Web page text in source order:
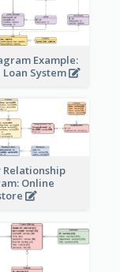
Example:
Loan System
Relationship
Online